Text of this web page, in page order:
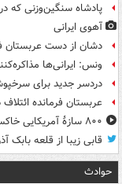
پادشاه سنگین‌وزنی که
آهوی ایرانی
دشان از دست عربستان
ونس: ایرانی‌ها
دردسر جدید برای
عربستان فرمانده
۸۰۰ سازۀ آمریکایی خاکستر شد
قابی زیبا از قلعه بابک
حوادث